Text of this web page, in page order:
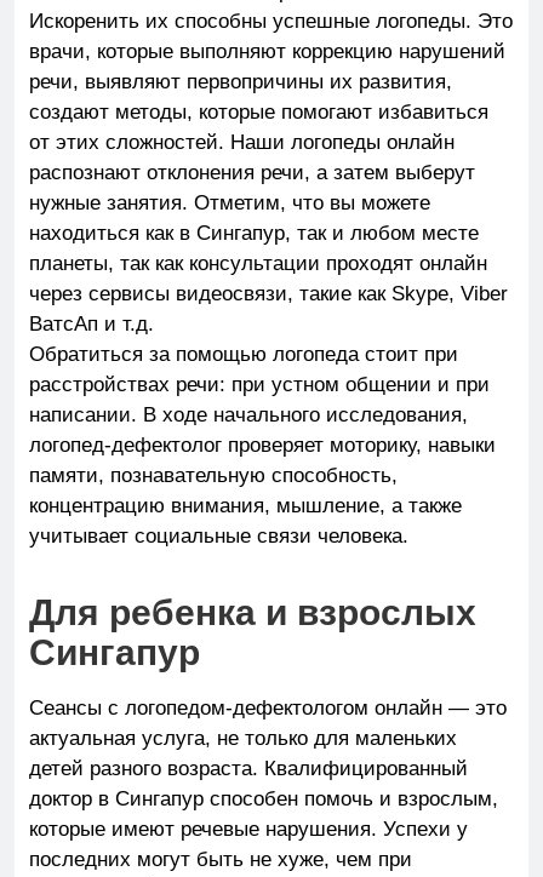
Искоренить их способны успешные логопеды. Это
врачи, которые выполняют коррекцию нарушений
речи, выявляют первопричины их развития,
создают методы, которые помогают избавиться
от этих сложностей. Наши логопеды онлайн
распознают отклонения речи, а затем выберут
нужные занятия. Отметим, что вы можете
находиться как в Сингапур, так и любом месте
планеты, так как консультации проходят онлайн
через сервисы видеосвязи, такие как Skype, Viber
ВатсАп и т.д.
Обратиться за помощью логопеда стоит при
расстройствах речи: при устном общении и при
написании. В ходе начального исследования,
логопед-дефектолог проверяет моторику, навыки
памяти, познавательную способность,
концентрацию внимания, мышление, a также
учитывает социальные связи человека.
Для ребенка и взрослых
Сингапур
Сеансы c логопедом-дефектологом онлайн — это
актуальная услуга, не только для маленьких
детей разного возраста. Квалифицированный
доктор в Сингапур способен помочь и взрослым,
которые имеют речевые нарушения. Успехи у
последних могут быть не хуже, чем при